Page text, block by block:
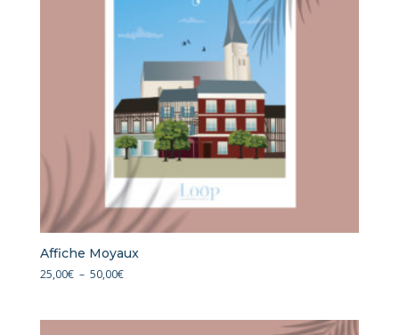
Affiche Moyaux
25,00€ – 50,00€Plage